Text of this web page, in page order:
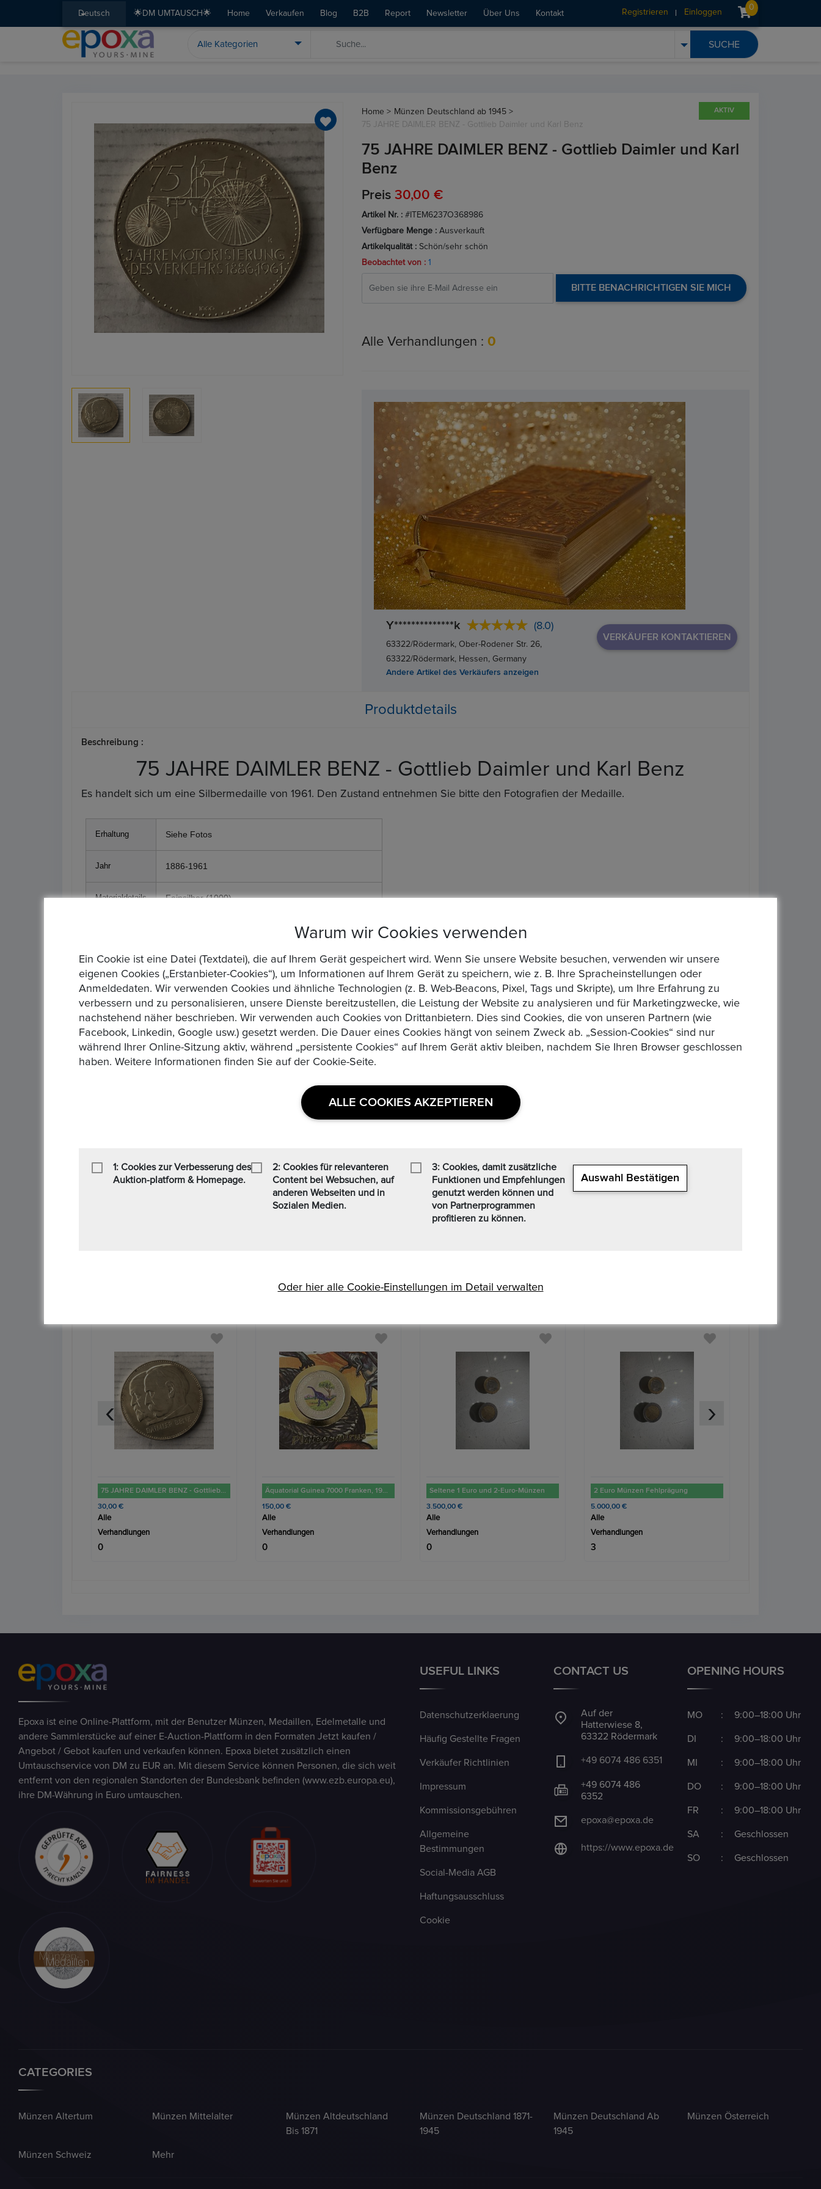
Deutsch 🌟DM UMTAUSCH🌟 Home Verkaufen Blog B2B Report Newsletter Über Uns Kontakt Registrieren Einloggen
0
Home > Münzen Deutschland ab 1945 >
75 JAHRE DAIMLER BENZ - Gottlieb Daimler und Karl Benz
AKTIV
75 JAHRE DAIMLER BENZ - Gottlieb Daimler und Karl
Benz
Preis 30,00 €
Artikel Nr. : #ITEM6237O368986
Verfügbare Menge : Ausverkauft
Artikelqualität : Schön/sehr schön
Beobachtet von : 1
BITTE BENACHRICHTIGEN SIE MICH
Alle Verhandlungen : 0
Y**************k (8.0)
63322/Rödermark, Ober-Rodener Str. 26,
63322/Rödermark, Hessen, Germany
Andere Artikel des Verkäufers anzeigen
VERKÄUFER KONTAKTIEREN
Produktdetails
Beschreibung :
75 JAHRE DAIMLER BENZ - Gottlieb Daimler und Karl Benz
Es handelt sich um eine Silbermedaille von 1961. Den Zustand entnehmen Sie bitte den Fotografien der Medaille.
Erhaltung Siehe Fotos
Jahr 1886-1961
Materialdetails Feinsilber (1000)
Durchmesser
(Mm)
40mm
Ihr Gebot ist bindend und der Artikel wird so wie angeboten von Privat verkauft. Der Bieter erklärt sich mit der Abgabe eines Gebot einverstanden, dass der Verkauf
unter Ausschluss jeder Gewährleistung und ohne Rücknahme erfolgt und Irrtümer dem Verkäufer vorbehalten sind und nicht zur Rücknahme verpflichten. Gebote die
abgegeben wurden akzeptieren die oben genannten Bedingungen, auf jegliche Garantieansprüche gegen mich zu verzichten. Bieten Sie bitte nur, wenn Sie den Artikel
auch wirklich kaufen möchten. Wenn Sie bei Ende der Angebotszeit Höchstbietender sind, haben Sie einen rechtsverbindlichen Vertrag über den Kauf des Artikels
abgeschlossen. Mit dem Erwerb dieses Artikels verzichtet der Käufer ausdrücklich auf das neue EU-Garantierecht. Es ist ein Privatverkauf unter Ausschluss der
Art des Verkäufers :Privatverkäufer
Ähnliche Produkte
Äquatorial Guinea 7000 Franken, 1993 Dinosaurier Jura - Plateosaurus
150,00 €
Alle
Verhandlungen
0
Seltene 1 Euro und 2-Euro-Münzen
3.500,00 €
Alle
Verhandlungen
0
2 Euro Münzen Fehlprägung
5.000,00 €
Alle
Verhandlungen
3
100,00 €
Alle
Verhandlungen
1
‹ ›
Epoxa ist eine Online-Plattform, mit der Benutzer Münzen, Medaillen, Edelmetalle und
andere Sammlerstücke auf einer E-Auction-Plattform in den Formaten Jetzt kaufen /
Angebot / Gebot kaufen und verkaufen können. Epoxa bietet zusätzlich einen
Umtauschservice von DM zu EUR an. Mit diesem Service können Personen, die sich weit
entfernt von den regionalen Standorten der Bundesbank befinden (www.ezb.europa.eu),
ihre DM-Währung in Euro umtauschen.
USEFUL LINKS
Datenschutzerklaerung
Häufig Gestellte Fragen
Verkäufer Richtlinien
Impressum
Kommissionsgebühren
Allgemeine
Bestimmungen
Social-Media AGB
Haftungsausschluss
Cookie
CONTACT US
Auf der
Hatterwiese 8,
63322 Rödermark
+49 6074 486 6351
+49 6074 486
6352
epoxa@epoxa.de
https://www.epoxa.de
OPENING HOURS
MO : 9:00–18:00 Uhr
DI : 9:00–18:00 Uhr
MI : 9:00–18:00 Uhr
DO : 9:00–18:00 Uhr
FR : 9:00–18:00 Uhr
SA : Geschlossen
SO : Geschlossen
CATEGORIES
Münzen Altertum Münzen Mittelalter
Münzen Altdeutschland
Bis 1871
Münzen Deutschland 1871-
1945
Münzen Deutschland Ab
1945
Münzen Österreich
Münzen Schweiz Mehr
Warum wir Cookies verwenden
Ein Cookie ist eine Datei (Textdatei), die auf Ihrem Gerät gespeichert wird. Wenn Sie unsere Website besuchen, verwenden wir unsere
eigenen Cookies („Erstanbieter-Cookies“), um Informationen auf Ihrem Gerät zu speichern, wie z. B. Ihre Spracheinstellungen oder
Anmeldedaten. Wir verwenden Cookies und ähnliche Technologien (z. B. Web-Beacons, Pixel, Tags und Skripte), um Ihre Erfahrung zu
verbessern und zu personalisieren, unsere Dienste bereitzustellen, die Leistung der Website zu analysieren und für Marketingzwecke, wie
nachstehend näher beschrieben. Wir verwenden auch Cookies von Drittanbietern. Dies sind Cookies, die von unseren Partnern (wie
Facebook, Linkedin, Google usw.) gesetzt werden. Die Dauer eines Cookies hängt von seinem Zweck ab. „Session-Cookies“ sind nur
während Ihrer Online-Sitzung aktiv, während „persistente Cookies“ auf Ihrem Gerät aktiv bleiben, nachdem Sie Ihren Browser geschlossen
haben. Weitere Informationen finden Sie auf der Cookie-Seite.
ALLE COOKIES AKZEPTIEREN
1: Cookies zur Verbesserung des
Auktion-platform & Homepage.
2: Cookies für relevanteren
Content bei Websuchen, auf
anderen Webseiten und in
Sozialen Medien.
3: Cookies, damit zusätzliche
Funktionen und Empfehlungen
genutzt werden können und
von Partnerprogrammen
profitieren zu können.
Auswahl Bestätigen
Oder hier alle Cookie-Einstellungen im Detail verwalten